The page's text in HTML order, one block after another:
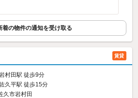
着の物件の通知を受け取る
賃貸
村田駅 徒歩9分
久平駅 徒歩15分
久市岩村田